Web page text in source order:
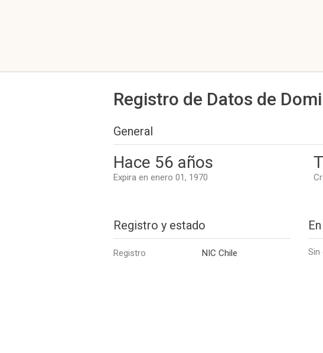
Registro de Datos de
General
Hace 56 años
Expira en enero 01, 1970
Registro y estado
Registro NIC Chile Sin